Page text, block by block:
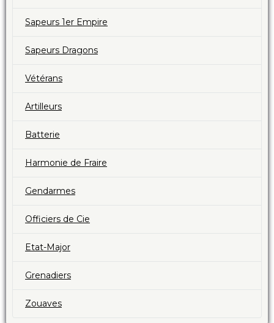
Sapeurs 1er Empire
Sapeurs Dragons
Vétérans
Artilleurs
Batterie
Harmonie de Fraire
Gendarmes
Officiers de Cie
Etat-Major
Grenadiers
Zouaves